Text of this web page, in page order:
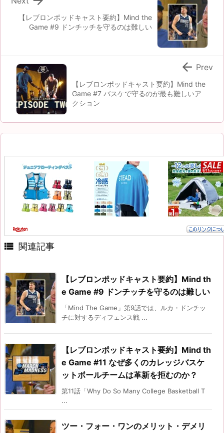
【レブロンポッドキャスト要約】Mind the
Game #9 ドンチッチを守るのは難しい
【レブロンポッドキャスト要約】Mind the
Game #7 バスケで守るのが最も難しいア
クション
 Prev
 関連記事
【レブロンポッドキャスト要約】Mind th
e Game #9 ドンチッチを守るのは難しい
「Mind The Game」第9話では、ルカ・ドンチッ
チに対するディフェンス戦 ...
【レブロンポッドキャスト要約】Mind th
e Game #11 なぜ多くのカレッジバスケ
ットボールチームは革新を拒むのか？
第11話「Why Do So Many College Basketball T
...
ツー・フォー・ワンのメリット・デメリ